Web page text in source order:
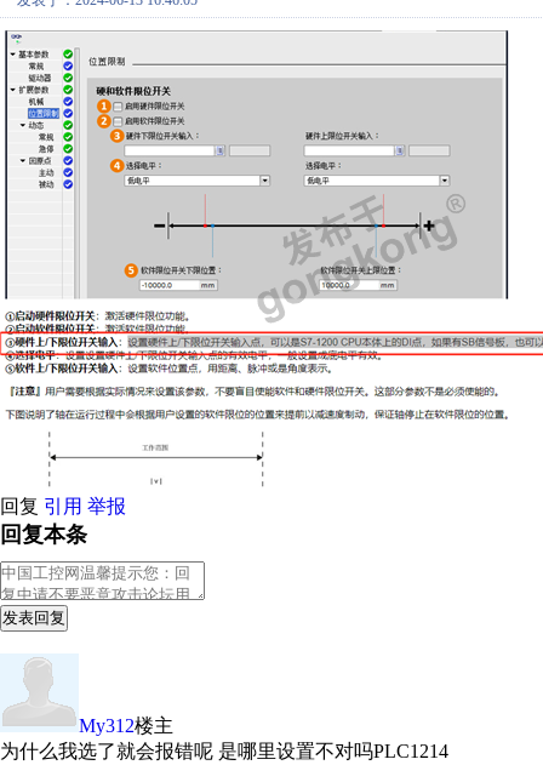
回复 引用 举报
回复本条
发表回复
My312楼主
为什么我选了就会报错呢 是哪里设置不对吗PLC1214